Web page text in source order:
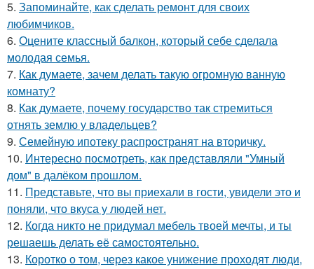
5. Запоминайте, как сделать ремонт для своих
любимчиков.
6. Оцените классный балкон, который себе сделала
молодая семья.
7. Как думаете, зачем делать такую огромную ванную
комнату?
8. Как думаете, почему государство так стремиться
отнять землю у владельцев?
9. Семейную ипотеку распространят на вторичку.
10. Интересно посмотреть, как представляли "Умный
дом" в далёком прошлом.
11. Представьте, что вы приехали в гости, увидели это и
поняли, что вкуса у людей нет.
12. Когда никто не придумал мебель твоей мечты, и ты
решаешь делать её самостоятельно.
13. Коротко о том, через какое унижение проходят люди,